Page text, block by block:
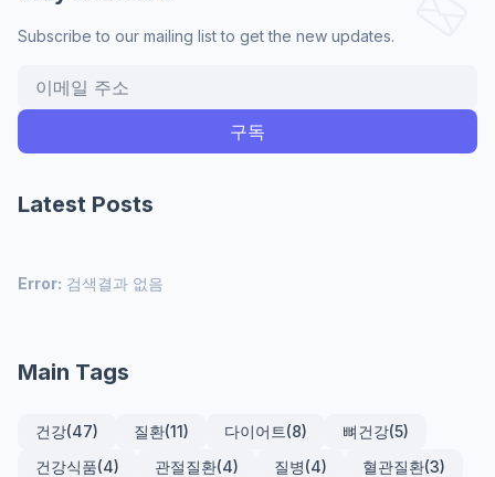
Subscribe to our mailing list to get the new updates.
Latest Posts
Error: 검색결과 없음
Main Tags
건강(47) 질환(11) 다이어트(8) 뼈건강(5)
건강식품(4) 관절질환(4) 질병(4) 혈관질환(3)